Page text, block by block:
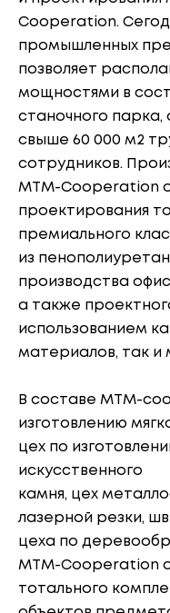
Cooperation.
промышленных
позволяет
мощностями в
станочного парка,
свыше 60 000 м2
сотрудников.
МТМ-Cooperation
проектирования
премиального
из
производства
а также
использованием
материалов, так и
В составе МТМ-
изготовлению
цех по
искусственного
камня, цех
лазерной резки,
цеха по
МТМ-Сooperation
тотального